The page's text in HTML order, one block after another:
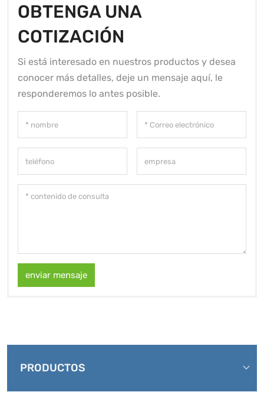
OBTENGA UNA
COTIZACIÓN
Si está interesado en nuestros productos y desea
conocer más detalles, deje un mensaje aquí, le
responderemos lo antes posible.
enviar mensaje
PRODUCTOS